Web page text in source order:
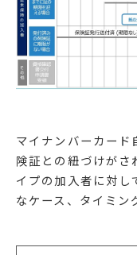
マイナンバーカー
険証との紐づけがさ
イプの加入者に対
なケース、タイミン